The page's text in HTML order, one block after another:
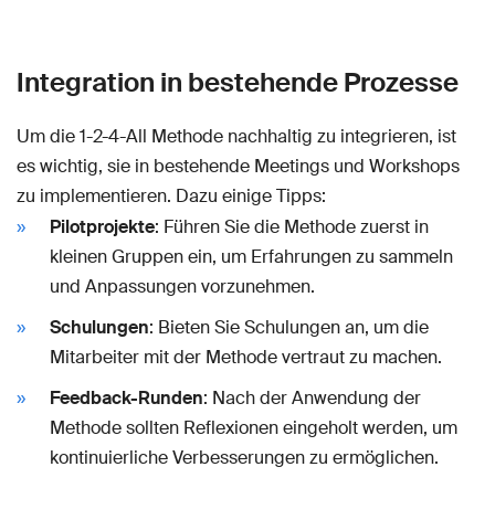
Integration in bestehende Prozesse
Um die 1-2-4-All Methode nachhaltig zu integrieren, ist
es wichtig, sie in bestehende Meetings und Workshops
zu implementieren. Dazu einige Tipps:
Pilotprojekte: Führen Sie die Methode zuerst in
kleinen Gruppen ein, um Erfahrungen zu sammeln
und Anpassungen vorzunehmen.
Schulungen: Bieten Sie Schulungen an, um die
Mitarbeiter mit der Methode vertraut zu machen.
Feedback-Runden: Nach der Anwendung der
Methode sollten Reflexionen eingeholt werden, um
kontinuierliche Verbesserungen zu ermöglichen.